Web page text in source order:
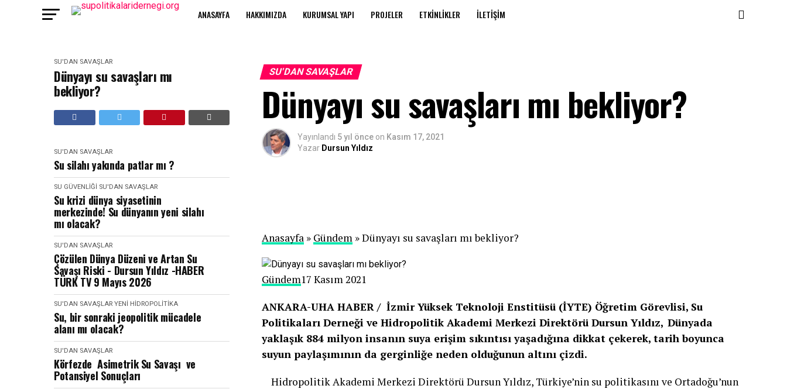
ANASAYFA HAKKIMIZDA KURUMSAL YAPI PROJELER ETKINLIKLER İLETIŞIM
SU'DAN SAVAŞLAR
Dünyayı su savaşları mı
bekliyor?
SU'DAN SAVAŞLAR
Su silahı yakında patlar mı ?
SU GÜVENLIĞI SU'DAN SAVAŞLAR
Su krizi dünya siyasetinin
merkezinde! Su dünyanın yeni silahı
mı olacak?
SU'DAN SAVAŞLAR
Çözülen Dünya Düzeni ve Artan Su
Savaşı Riski - Dursun Yıldız -HABER
TÜRK TV 9 Mayıs 2026
SU'DAN SAVAŞLAR YENI HIDROPOLITIKA
Su, bir sonraki jeopolitik mücadele
alanı mı olacak?
SU'DAN SAVAŞLAR
Körfezde Asimetrik Su Savaşı ve
Potansiyel Sonuçları
SU'DAN SAVAŞLAR
Dünyayı su savaşları mı bekliyor?
Yayınlandı 5 yıl önce on Kasım 17, 2021
Yazar Dursun Yıldız
Anasayfa » Gündem » Dünyayı su savaşları mı bekliyor?
Gündem17 Kasım 2021
ANKARA-UHA HABER / İzmir Yüksek Teknoloji Enstitüsü (İYTE) Öğretim Görevlisi, Su
Politikaları Derneği ve Hidropolitik Akademi Merkezi Direktörü Dursun Yıldız, Dünyada
yaklaşık 884 milyon insanın suya erişim sıkıntısı yaşadığına dikkat çekerek, tarih boyunca
suyun paylaşımının da gerginliğe neden olduğunun altını çizdi.
Hidropolitik Akademi Merkezi Direktörü Dursun Yıldız, Türkiye’nin su politikasını ve Ortadoğu’nun